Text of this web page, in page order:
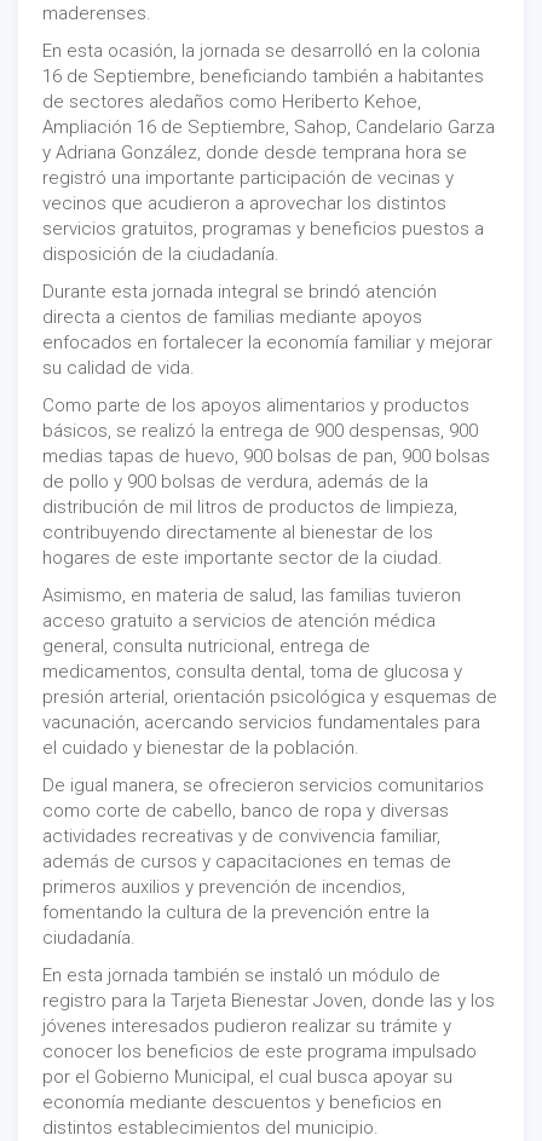
maderenses.
En esta ocasión, la jornada se desarrolló en la colonia
16 de Septiembre, beneficiando también a habitantes
de sectores aledaños como Heriberto Kehoe,
Ampliación 16 de Septiembre, Sahop, Candelario Garza
y Adriana González, donde desde temprana hora se
registró una importante participación de vecinas y
vecinos que acudieron a aprovechar los distintos
servicios gratuitos, programas y beneficios puestos a
disposición de la ciudadanía.
Durante esta jornada integral se brindó atención
directa a cientos de familias mediante apoyos
enfocados en fortalecer la economía familiar y mejorar
su calidad de vida.
Como parte de los apoyos alimentarios y productos
básicos, se realizó la entrega de 900 despensas, 900
medias tapas de huevo, 900 bolsas de pan, 900 bolsas
de pollo y 900 bolsas de verdura, además de la
distribución de mil litros de productos de limpieza,
contribuyendo directamente al bienestar de los
hogares de este importante sector de la ciudad.
Asimismo, en materia de salud, las familias tuvieron
acceso gratuito a servicios de atención médica
general, consulta nutricional, entrega de
medicamentos, consulta dental, toma de glucosa y
presión arterial, orientación psicológica y esquemas de
vacunación, acercando servicios fundamentales para
el cuidado y bienestar de la población.
De igual manera, se ofrecieron servicios comunitarios
como corte de cabello, banco de ropa y diversas
actividades recreativas y de convivencia familiar,
además de cursos y capacitaciones en temas de
primeros auxilios y prevención de incendios,
fomentando la cultura de la prevención entre la
ciudadanía.
En esta jornada también se instaló un módulo de
registro para la Tarjeta Bienestar Joven, donde las y los
jóvenes interesados pudieron realizar su trámite y
conocer los beneficios de este programa impulsado
por el Gobierno Municipal, el cual busca apoyar su
economía mediante descuentos y beneficios en
distintos establecimientos del municipio.